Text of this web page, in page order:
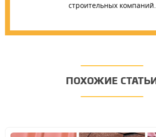
строительных компаний.
ПОХОЖИЕ СТАТЬИ